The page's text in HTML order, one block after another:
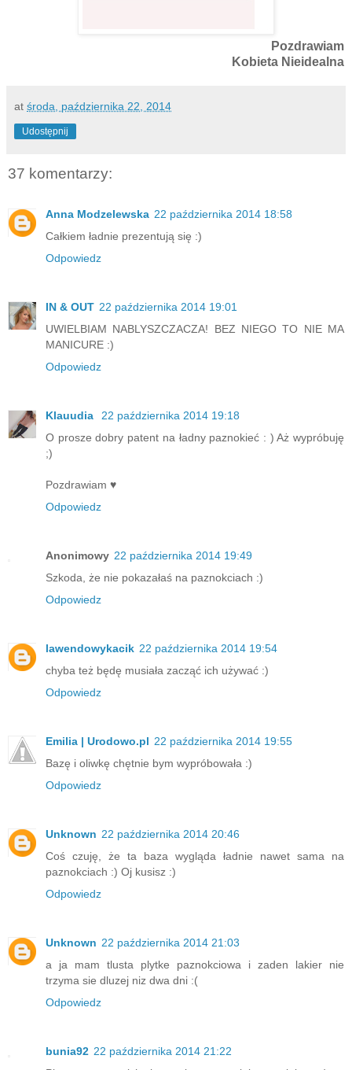
Pozdrawiam
Kobieta Nieidealna
at środa, października 22, 2014
Udostępnij
37 komentarzy:
Anna Modzelewska 22 października 2014 18:58
Całkiem ładnie prezentują się :)
Odpowiedz
IN & OUT 22 października 2014 19:01
UWIELBIAM NABLYSZCZACZA! BEZ NIEGO TO NIE MA
MANICURE :)
Odpowiedz
Klauudia
22 października 2014 19:18
O prosze dobry patent na ładny paznokieć : ) Aż wypróbuję
;)
Pozdrawiam ♥
Odpowiedz
Anonimowy 22 października 2014 19:49
Szkoda, że nie pokazałaś na paznokciach :)
Odpowiedz
lawendowykacik 22 października 2014 19:54
chyba też będę musiała zacząć ich używać :)
Odpowiedz
Emilia | Urodowo.pl 22 października 2014 19:55
Bazę i oliwkę chętnie bym wypróbowała :)
Odpowiedz
Unknown 22 października 2014 20:46
Coś czuję, że ta baza wygląda ładnie nawet sama na
paznokciach :) Oj kusisz :)
Odpowiedz
Unknown 22 października 2014 21:03
a ja mam tlusta plytke paznokciowa i zaden lakier nie
trzyma sie dluzej niz dwa dni :(
Odpowiedz
bunia92 22 października 2014 21:22